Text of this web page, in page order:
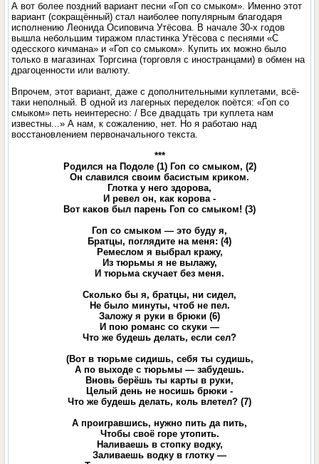
А вот более поздний вариант песни «Гоп со смыком». Именно этот
вариант (сокращённый) стал наиболее популярным благодаря
исполнению Леонида Осиповича Утёсова. В начале 30-х годов
вышла небольшим тиражом пластинка Утёсова с песнями «С
одесского кичмана» и «Гоп со смыком». Купить их можно было
только в магазинах Торгсина (торговля с иностранцами) в обмен на
драгоценности или валюту.
Впрочем, этот вариант, даже с дополнительными куплетами, всё-
таки неполный. В одной из лагерных переделок поётся: «Гоп со
смыком» петь неинтересно: / Все двадцать три куплета нам
известны...» А нам, к сожалению, нет. Но я работаю над
восстановлением первоначального текста.
***
Родился на Подоле (1) Гоп со смыком, (2)
Он славился своим басистым криком.
Глотка у него здорова,
И ревел он, как корова -
Вот каков был парень Гоп со смыком! (3)
Гоп со смыком — это буду я,
Братцы, поглядите на меня: (4)
Ремеслом я выбрал кражу,
Из тюрьмы я не вылажу,
И тюрьма скучает без меня.
Сколько бы я, братцы, ни сидел,
Не было минуты, чтоб не пел.
Заложу я руки в брюки (6)
И пою романс со скуки —
Что же будешь делать, если сел?
(Вот в тюрьме сидишь, себя ты судишь,
А по выходе с тюрьмы — забудешь.
Вновь берёшь ты карты в руки,
Целый день не носишь брюки -
Что же будешь делать, коль влетел? (7)
А проигравшись, нужно пить да пить,
Чтобы своё горе утопить.
Наливаешь в стопку водку,
Заливаешь водку в глотку —